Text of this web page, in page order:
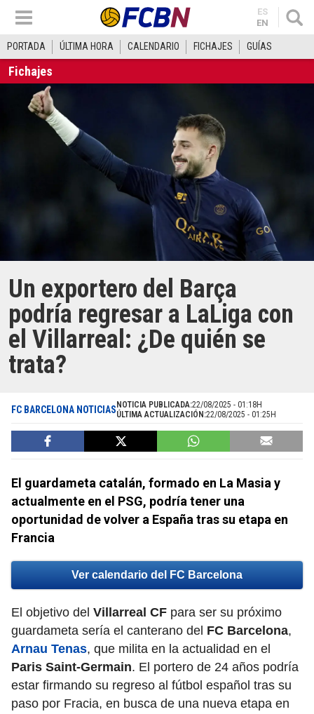
ES
EN
PORTADA ÚLTIMA HORA CALENDARIO FICHAJES GUÍAS
Fichajes
Un exportero del Barça
podría regresar a LaLiga con
el Villarreal: ¿De quién se
trata?
FC BARCELONA NOTICIAS NOTICIA PUBLICADA:22/08/2025 - 01:18H
ÚLTIMA ACTUALIZACIÓN:22/08/2025 - 01:25H
El guardameta catalán, formado en La Masia y
actualmente en el PSG, podría tener una
oportunidad de volver a España tras su etapa en
Francia
Ver calendario del FC Barcelona
El objetivo del Villarreal CF para ser su próximo
guardameta sería el canterano del FC Barcelona,
Arnau Tenas, que milita en la actualidad en el
Paris Saint-Germain. El portero de 24 años podría
estar firmando su regreso al fútbol español tras su
paso por Fracia, en busca de una nueva etapa en